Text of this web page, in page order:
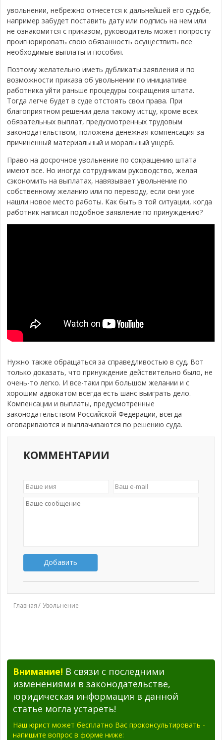
увольнении, небрежно отнесется к дальнейшей его судьбе,
например забудет поставить дату или подпись на нем или
не ознакомится с приказом, руководитель может попросту
проигнорировать свою обязанность осуществить все
необходимые выплаты и пособия.
Поэтому желательно иметь дубликаты заявления и по
возможности приказа об увольнении по инициативе
работника уйти раньше процедуры сокращения штата.
Тогда легче будет в суде отстоять свои права. При
благоприятном решении дела такому истцу, кроме всех
обязательных выплат, предусмотренных трудовым
законодательством, положена денежная компенсация за
причиненный материальный и моральный ущерб.
Право на досрочное увольнение по сокращению штата
имеют все. Но иногда сотрудникам руководство, желая
сэкономить на выплатах, навязывает увольнение по
собственному желанию или по переводу, если они уже
нашли новое место работы. Как быть в той ситуации, когда
работник написал подобное заявление по принуждению?
Нужно также обращаться за справедливостью в суд. Вот
только доказать, что принуждение действительно было, не
очень-то легко. И все-таки при большом желании и с
хорошим адвокатом всегда есть шанс выиграть дело.
Компенсации и выплаты, предусмотренные
законодательством Российской Федерации, всегда
оговариваются и выплачиваются по решению суда.
КОММЕНТАРИИ
Добавить
Главная Увольнение
Внимание! В связи с последними
изменениями в законодательстве,
юридическая информация в данной
статье могла устареть!
Наш юрист может бесплатно Вас проконсультировать -
напишите вопрос в форме ниже: